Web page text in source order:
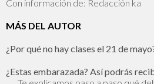
Con información de: Redacción ka
MÁS DEL AUTOR
¿Por qué no hay clases el 21 de
¿Estas embarazada? Así podrás